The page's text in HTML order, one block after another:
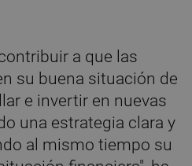
a que las
su buena situación de
e invertir en nuevas
una estrategia clara y
al mismo tiempo su